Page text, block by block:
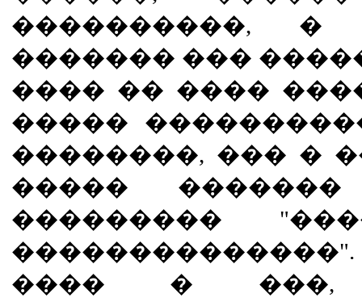
����������, �
������� ���
���� �� ����
�����
��������, ��� �
�����
���������
���� �